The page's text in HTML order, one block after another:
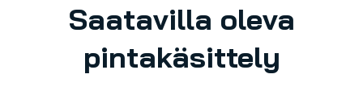
Saatavilla oleva
pintakäsittely